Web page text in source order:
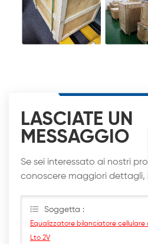
LASCIATE UN
MESSAGGIO
Se sei interessato ai nostri
conoscere maggiori dettagli,
Soggetta :
Equalizzatore bilanciatore
Lto 2V